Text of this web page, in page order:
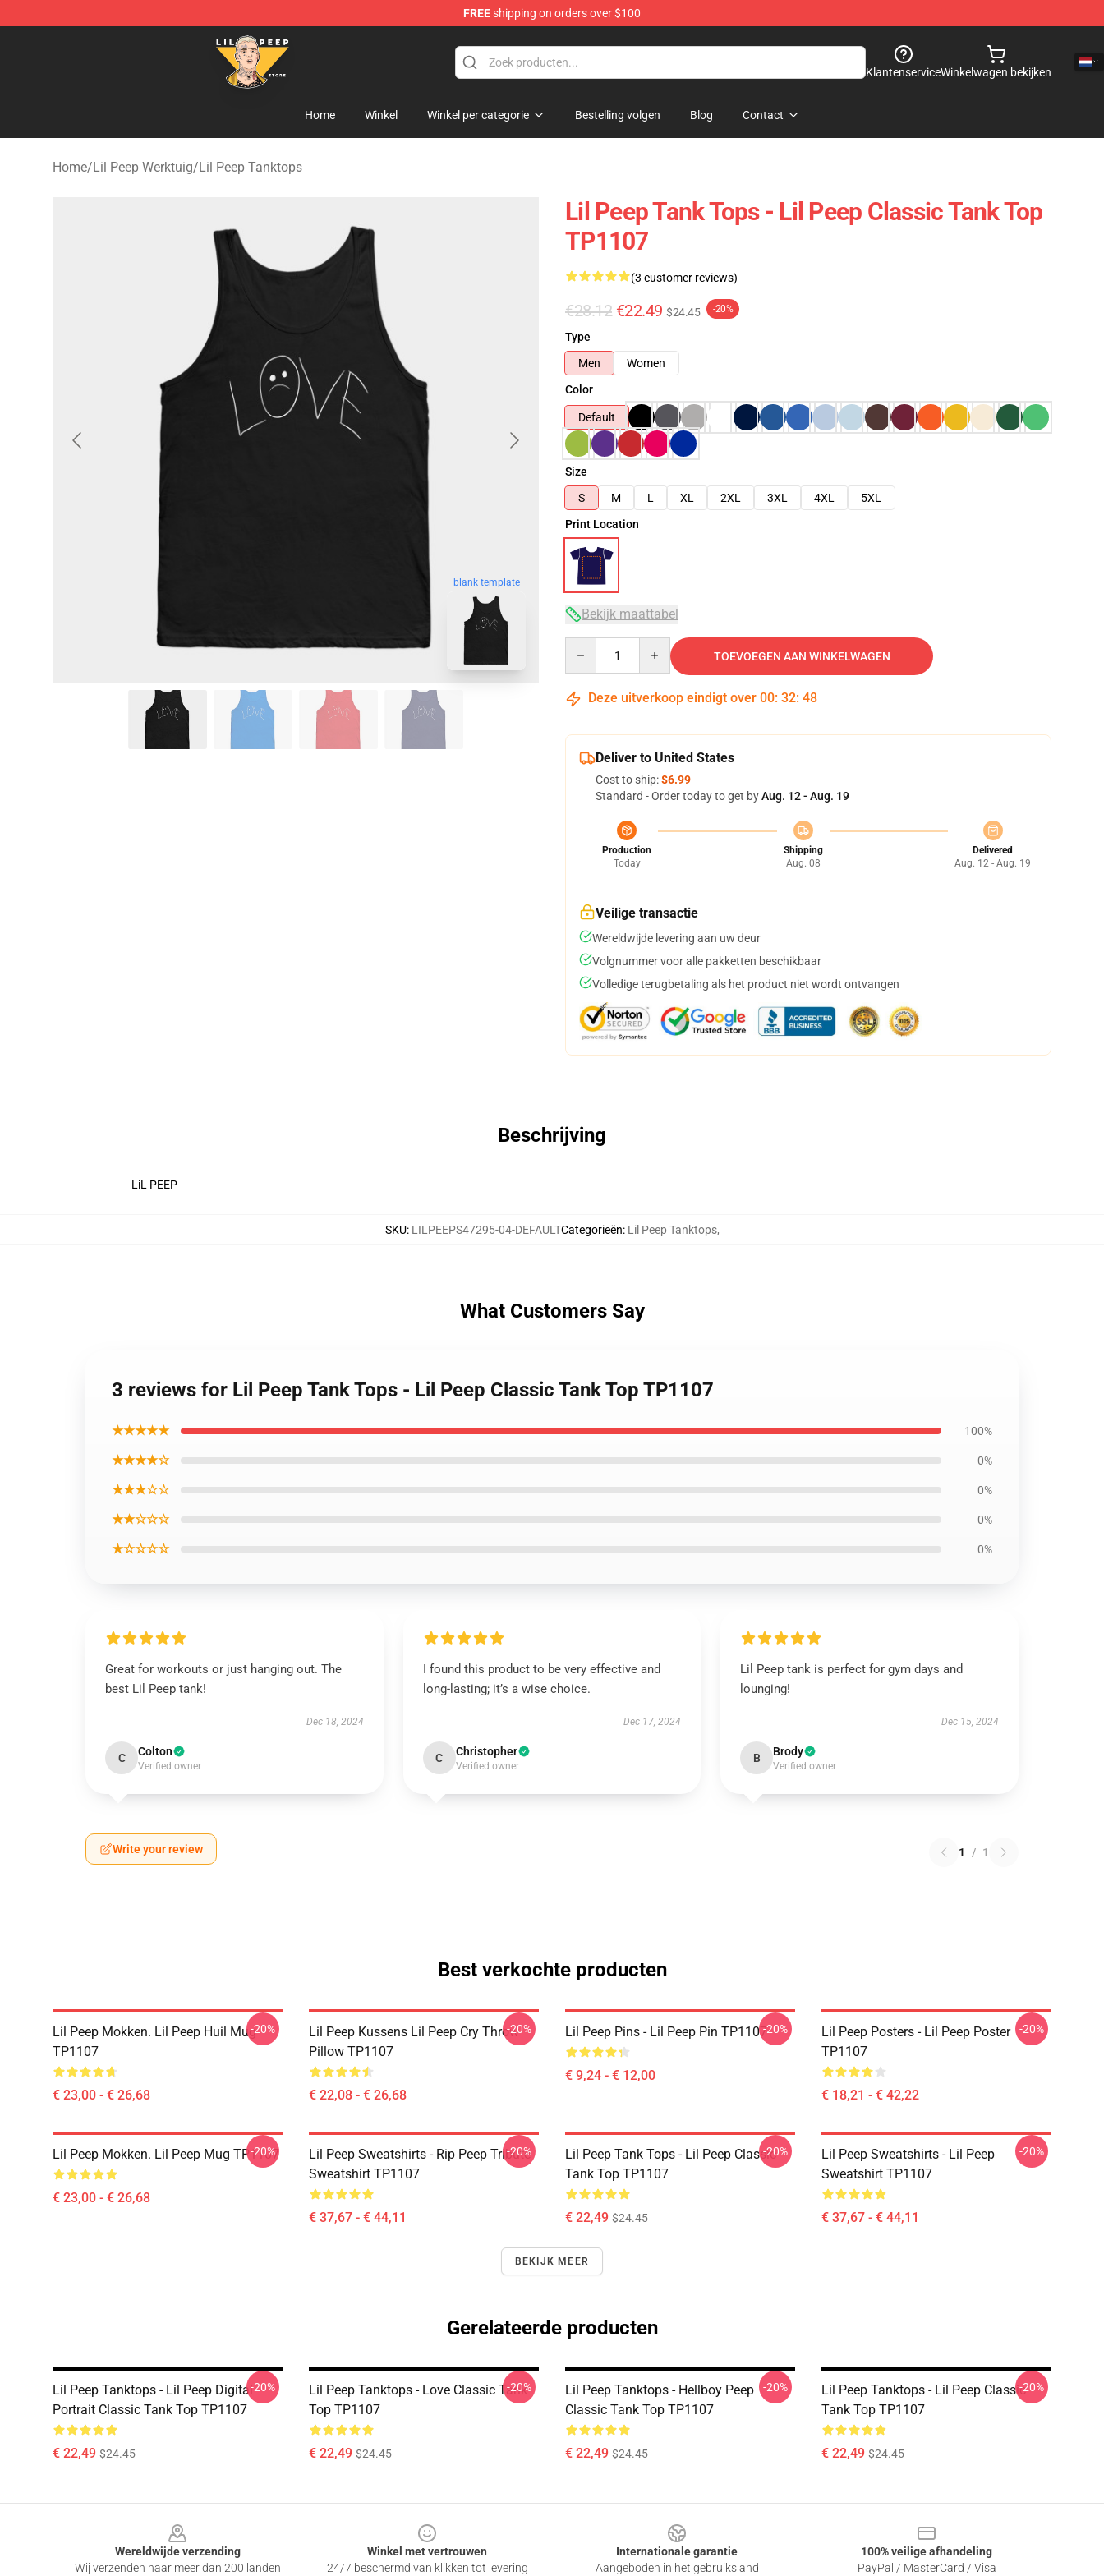
FREEshipping on orders over $100
Lil Peep Store - Official Lil Peep Merchandise Shop
KlantenserviceWinkelwagen bekijken
Home Winkel Winkel per categorie Bestelling volgen Blog Contact
Home/Lil Peep Werktuig/Lil Peep Tanktops
blank template
Lil Peep Tank Tops - Lil Peep Classic Tank Top
TP1107
(3 customer reviews)
€28.12 €22.49 $24.45 -20%
Type
Men
Women
Color
Default
Size
S
M L XL 2XL 3XL 4XL
5XL
Print Location
Bekijk maattabel
TOEVOEGEN AAN WINKELWAGEN
Deze uitverkoop eindigt over 00: 32: 47
Deliver to United States
Cost to ship:$6.99
Standard - Order today to get byAug. 12 - Aug. 19
Production
Today
Shipping
Aug. 08
Delivered
Aug. 12 - Aug. 19
Veilige transactie
Wereldwijde levering aan uw deur
Volgnummer voor alle pakketten beschikbaar
Volledige terugbetaling als het product niet wordt ontvangen
Beschrijving
LiL PEEP
SKU: LILPEEPS47295-04-DEFAULTCategorieën: Lil Peep Tanktops,
What Customers Say
3 reviews for Lil Peep Tank Tops - Lil Peep Classic Tank Top TP1107
★★★★★ 100%
★★★★☆ 0%
★★★☆☆ 0%
★★☆☆☆ 0%
★☆☆☆☆ 0%
Great for workouts or just hanging out. The
best Lil Peep tank!
Dec 18, 2024
C Colton
Verified owner
I found this product to be very effective and
long-lasting; it’s a wise choice.
Dec 17, 2024
C Christopher
Verified owner
Lil Peep tank is perfect for gym days and
lounging!
Dec 15, 2024
B Brody
Verified owner
Write your review 1 / 1
Best verkochte producten
Lil Peep Mokken. Lil Peep Huil Mug
TP1107
€ 23,00 - € 26,68
-20%
Lil Peep Kussens Lil Peep Cry Throw
Pillow TP1107
€ 22,08 - € 26,68
-20% Lil Peep Pins - Lil Peep Pin TP1107
€ 9,24 - € 12,00
-20%
Lil Peep Posters - Lil Peep Poster
TP1107
€ 18,21 - € 42,22
-20%
Lil Peep Mokken. Lil Peep Mug TP1107
€ 23,00 - € 26,68
-20%
Lil Peep Sweatshirts - Rip Peep Tribute
Sweatshirt TP1107
€ 37,67 - € 44,11
-20%
Lil Peep Tank Tops - Lil Peep Classic
Tank Top TP1107
€ 22,49 $24.45
-20%
Lil Peep Sweatshirts - Lil Peep
Sweatshirt TP1107
€ 37,67 - € 44,11
-20%
BEKIJK MEER
Gerelateerde producten
Lil Peep Tanktops - Lil Peep Digital
Portrait Classic Tank Top TP1107
€ 22,49 $24.45
-20%
Lil Peep Tanktops - Love Classic Tank
Top TP1107
€ 22,49 $24.45
-20%
Lil Peep Tanktops - Hellboy Peep
Classic Tank Top TP1107
€ 22,49 $24.45
-20%
Lil Peep Tanktops - Lil Peep Classic
Tank Top TP1107
€ 22,49 $24.45
-20%
Wereldwijde verzending
Wij verzenden naar meer dan 200 landen
Winkel met vertrouwen
24/7 beschermd van klikken tot levering
Internationale garantie
Aangeboden in het gebruiksland
100% veilige afhandeling
PayPal / MasterCard / Visa